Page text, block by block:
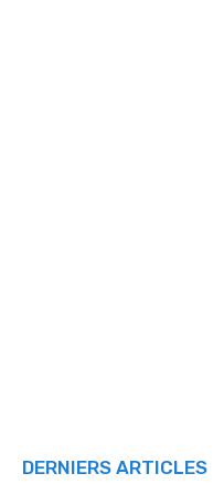
DERNIERS ARTICLES